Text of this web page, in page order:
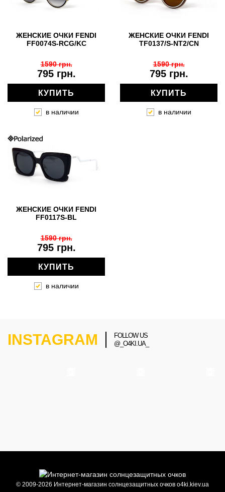
ЖЕНСКИЕ ОЧКИ FENDI
FF0074S-RCG/KC
795 грн.
1590 грн.
КУПИТЬ
в наличии
ЖЕНСКИЕ ОЧКИ FENDI
TF0137/S-NT2/CN
795 грн.
1590 грн.
КУПИТЬ
в наличии
ЖЕНСКИЕ ОЧКИ FENDI
FF0117S-BL
795 грн.
1590 грн.
КУПИТЬ
в наличии
INSTAGRAM
FOLLOW US
@_O4KI.UA_
© 2009-2026 Интернет-магазин солнцезащитных очков o4ki.kiev.ua